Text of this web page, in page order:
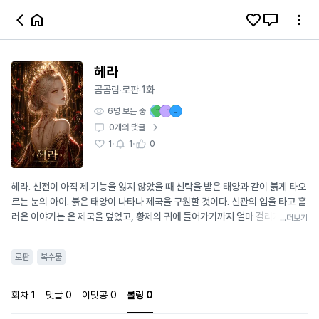
헤라
곰곰림·로판·1화
6명 보는 중
0개의 댓글
1 · 1 · 0
헤라. 신전이 아직 제 기능을 잃지 않았을 때 신탁을 받은 태양과 같이 붉게 타오
르는 눈의 아이. 붉은 태양이 나타나 제국을 구원할 것이다. 신관의 입을 타고 흘
러온 이야기는 온 제국을 덮었고, 황제의 귀에 들어가기까지 얼마 걸리지 않았
앞에서 멈춰 섰다. 살짝 감겼다 뜨이는 눈동자가 어느샌가 붉게 타오르고 있었
으로. 병사들의 눈이 커지더니 이내 시선을 교환했다. 신경쓰지 않고 여인은 성
...더보기
로판 복수물
회차1 댓글 0 이멋공 0 롤링 0